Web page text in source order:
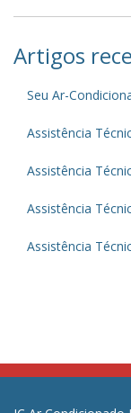
Artigos
Seu Ar-
Assistência
Assistência
Assistência
Assistência